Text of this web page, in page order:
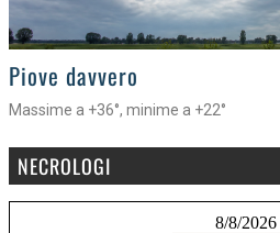
>
Piove davvero
Massime a +36°, minime a +22°
NECROLOGI
8/8/2026